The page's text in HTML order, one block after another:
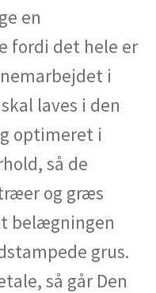
en
fordi det hele er
i
laves i den
optimeret i
så de
og græs
belægningen
grus.
så går Den